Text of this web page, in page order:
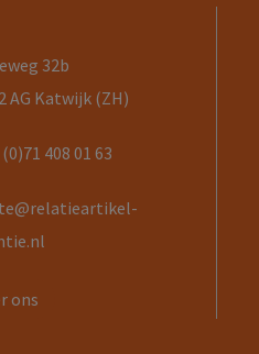
32b
AG Katwijk (ZH)
408 01 63
ons